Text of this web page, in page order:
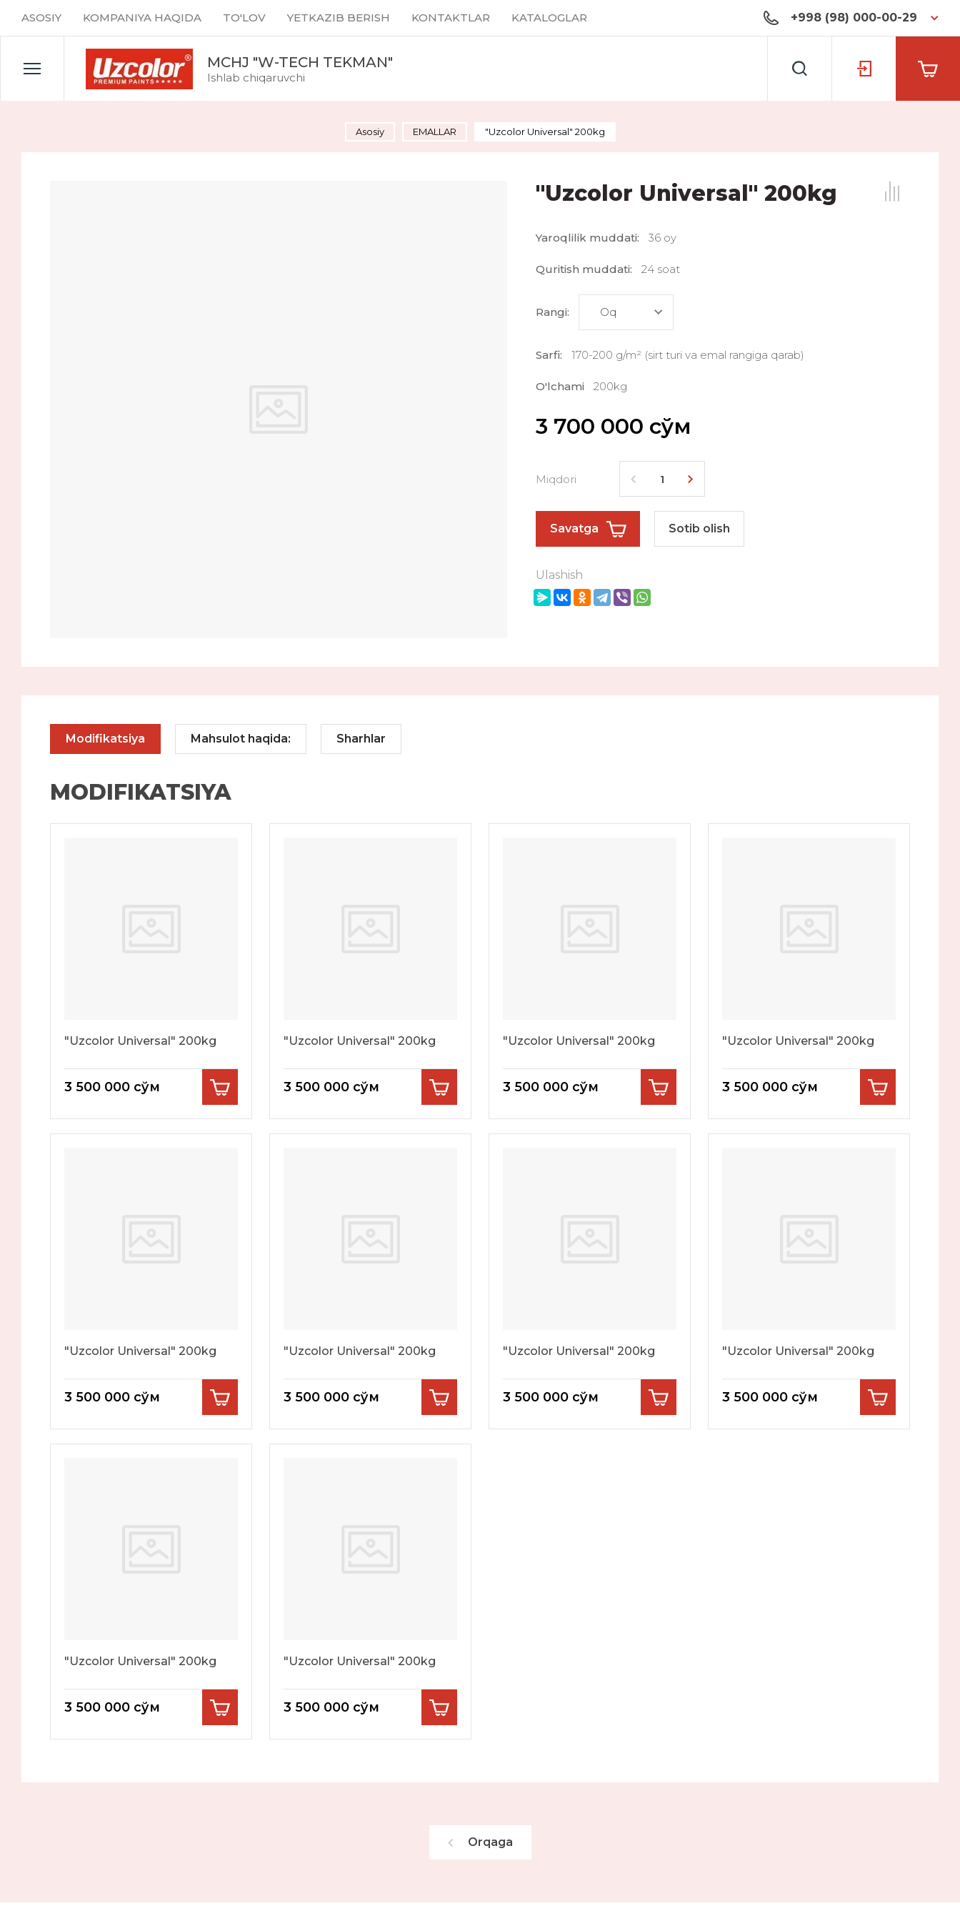
ASOSIY KOMPANIYA HAQIDA TO'LOV YETKAZIB BERISH KONTAKTLAR KATALOGLAR +998 (98) 000-00-29
MCHJ "W-TECH TEKMAN"
Ishlab chiqaruvchi
Asosiy EMALLAR "Uzcolor Universal" 200kg
"Uzcolor Universal" 200kg
Yaroqlilik muddati: 36 oy
Quritish muddati: 24 soat
Rangi:
Sarfi: 170-200 g/m² (sirt turi va emal rangiga qarab)
O'lchami 200kg
3 700 000 сўм
Miqdori
Savatga Sotib olish
Ulashish
Modifikatsiya Mahsulot haqida: Sharhlar
MODIFIKATSIYA
"Uzcolor Universal" 200kg
3 500 000 сўм
"Uzcolor Universal" 200kg
3 500 000 сўм
"Uzcolor Universal" 200kg
3 500 000 сўм
"Uzcolor Universal" 200kg
3 500 000 сўм
"Uzcolor Universal" 200kg
3 500 000 сўм
"Uzcolor Universal" 200kg
3 500 000 сўм
"Uzcolor Universal" 200kg
3 500 000 сўм
"Uzcolor Universal" 200kg
3 500 000 сўм
"Uzcolor Universal" 200kg
3 500 000 сўм
"Uzcolor Universal" 200kg
3 500 000 сўм
Orqaga